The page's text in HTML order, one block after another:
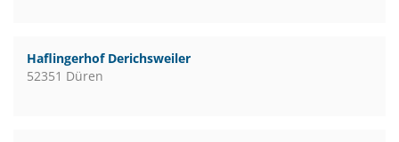
Haflingerhof Derichsweiler
52351 Düren